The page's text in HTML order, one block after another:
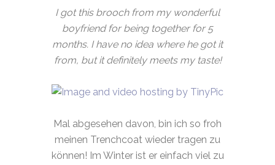
I got this brooch from my wonderful
boyfriend for being together for 5
months. I have no idea where he got it
from, but it definitely meets my taste!
Mal abgesehen davon, bin ich so froh
meinen Trenchcoat wieder tragen zu
können! Im Winter ist er einfach viel zu